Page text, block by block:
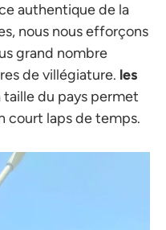
authentique de la
nous nous efforçons
grand nombre
de villégiature. les
taille du pays permet
court laps de temps.